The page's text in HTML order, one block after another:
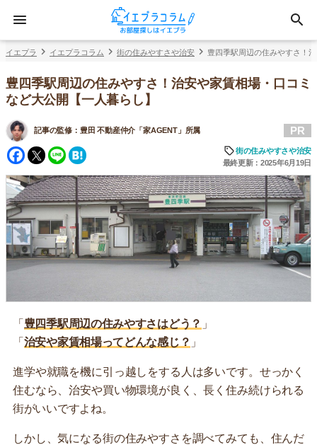
イエプラ イエプラコラム 街の住みやすさや治安 豊四季駅周辺の住みやすさ！
豊四季駅周辺の住みやすさ！治安や家賃相場・口コミ
など大公開【一人暮らし】
記事の監修： 豊田 不動産仲介「家AGENT」所属
Facebook
Twitter
Line
PR
街の住みやすさや治安
最終更新：2025年6月19日
「 豊四季駅周辺の住みやすさはどう？ 」
「 治安や家賃相場ってどんな感じ？ 」
進学や就職を機に引っ越しをする人は多いです。せっかく
住むなら、治安や買い物環境が良く、長く住み続けられる
街がいいですよね。
しかし、気になる街の住みやすさを調べてみても、住んだ